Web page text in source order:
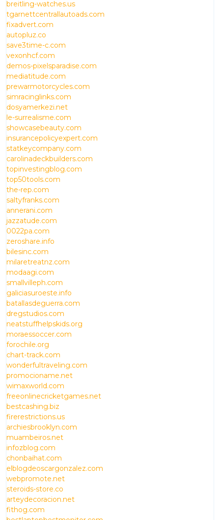
breitling-watches.us
tgarnettcentrallautoads.com
fixadvert.com
autopluz.co
save3time-c.com
vexonhcf.com
demos-pixelsparadise.com
mediatitude.com
prewarmotorcycles.com
simracinglinks.com
dosyamerkezi.net
le-surrealisme.com
showcasebeauty.com
insurancepolicyexpert.com
statkeycompany.com
carolinadeckbuilders.com
topinvestingblog.com
top50tools.com
the-rep.com
saltyfranks.com
annerani.com
jazzatude.com
0022pa.com
zeroshare.info
bilesinc.com
milaretreatnz.com
modaagi.com
smallvilleph.com
galiciasuroeste.info
batallasdeguerra.com
dregstudios.com
neatstuffhelpskids.org
moraessoccer.com
forochile.org
chart-track.com
wonderfultraveling.com
promocioname.net
wimaxworld.com
freeonlinecricketgames.net
bestcashing.biz
firerestrictions.us
archiesbrooklyn.com
muambeiros.net
infozblog.com
chonbaihat.com
elblogdeoscargonzalez.com
webpromote.net
steroids-store.co
arteydecoracion.net
fithog.com